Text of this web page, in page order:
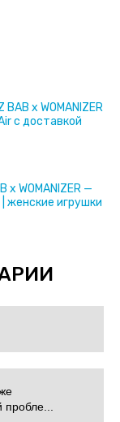
BAB x WOMANIZER
с доставкой
x WOMANIZER —
женские игрушки